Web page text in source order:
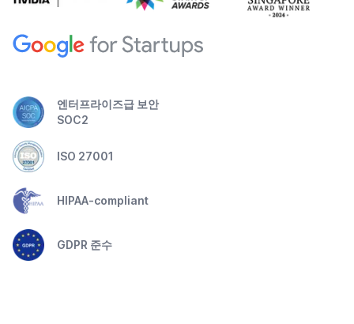
엔터프라이즈급 보안
SOC2
ISO 27001
HIPAA-compliant
GDPR 준수